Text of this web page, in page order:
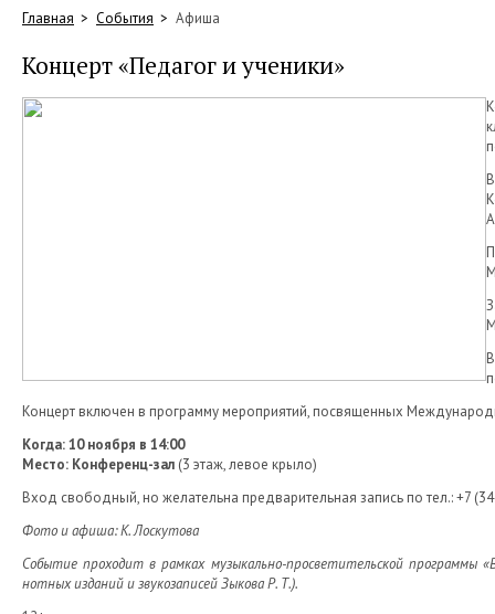
Главная События Афиша
Концерт «Педагог и ученики»
Концерт включен в программу мероприятий, посвященных
Когда: 10 ноября в 14:00
Место: Конференц-зал (3 этаж, левое крыло)
Вход свободный, но желательна предварительная запись по тел.: +7
Фото и афиша: К. Лоскутова
Событие проходит в рамках музыкально-просветительской программы
нотных изданий и звукозаписей Зыкова Р. Т.).